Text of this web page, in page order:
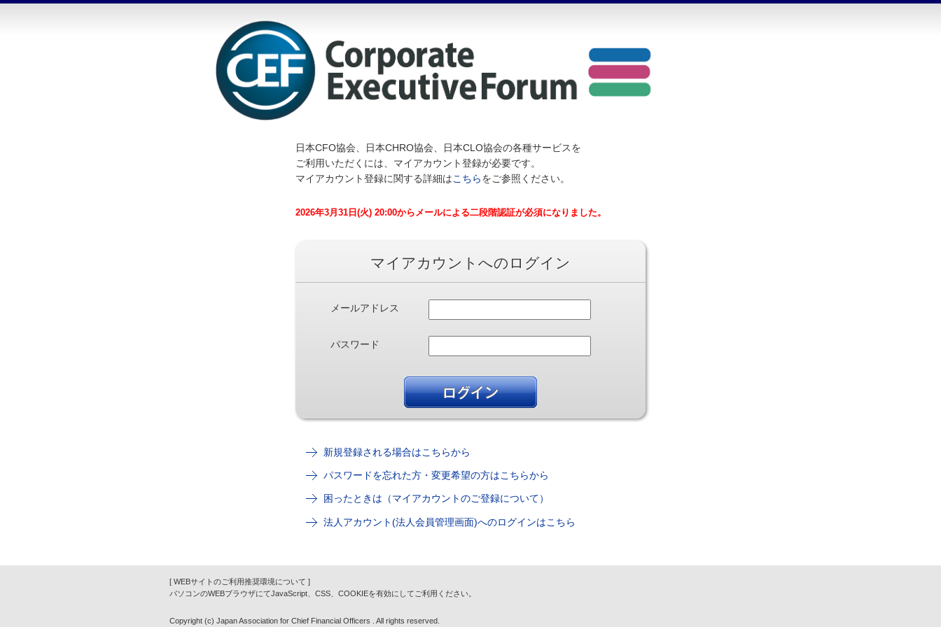
日本CFO協会、日本CHRO協会、日本CLO協会の各種サービスを
ご利用いただくには、マイアカウント登録が必要です。
マイアカウント登録に関する詳細はこちらをご参照ください。
2026年3月31日(火) 20:00からメールによる二段階認証が必須になりました。
マイアカウントへのログイン
メールアドレス
パスワード
新規登録される場合はこちらから
パスワードを忘れた方・変更希望の方はこちらから
困ったときは（マイアカウントのご登録について）
法人アカウント(法人会員管理画面)へのログインはこちら
[ WEBサイトのご利用推奨環境について ]
パソコンのWEBブラウザにてJavaScript、CSS、COOKIEを有効にしてご利用ください。
Copyright (c) Japan Association for Chief Financial Officers . All rights reserved.